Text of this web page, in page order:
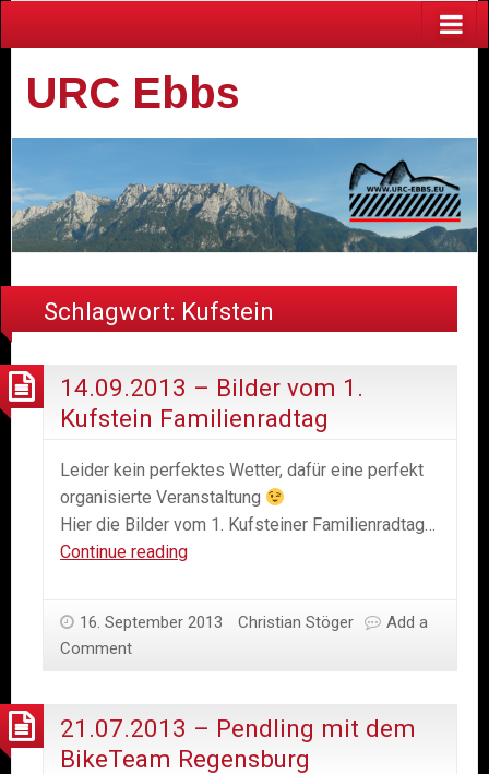
URC Ebbs
Schlagwort: Kufstein
14.09.2013 – Bilder vom 1.
Kufstein Familienradtag
Leider kein perfektes Wetter, dafür eine perfekt
organisierte Veranstaltung
Hier die Bilder vom 1. Kufsteiner Familienradtag…
Continue reading14.09.2013
vom
Familienradtag
16. September 2013 Christian Stöger
Add a
Comment
21.07.2013 – Pendling mit dem
BikeTeam Regensburg